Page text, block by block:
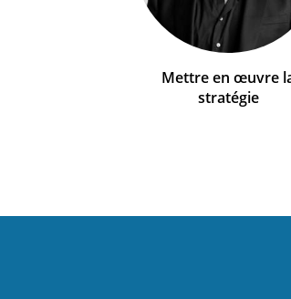
Mettre en œuvre
stratégie